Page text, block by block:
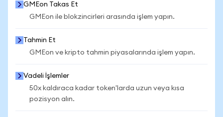
GMEon Takas Et
GMEon ile blokzincirleri arasında işlem yapın.
Tahmin Et
GMEon ve kripto tahmin piyasalarında işlem yapın.
Vadeli İşlemler
50x kaldıraca kadar token'larda uzun veya kısa
pozisyon alın.